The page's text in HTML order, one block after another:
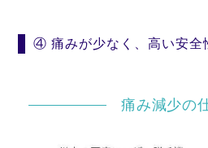
④ 痛みが少なく、高い安全
痛み減少の